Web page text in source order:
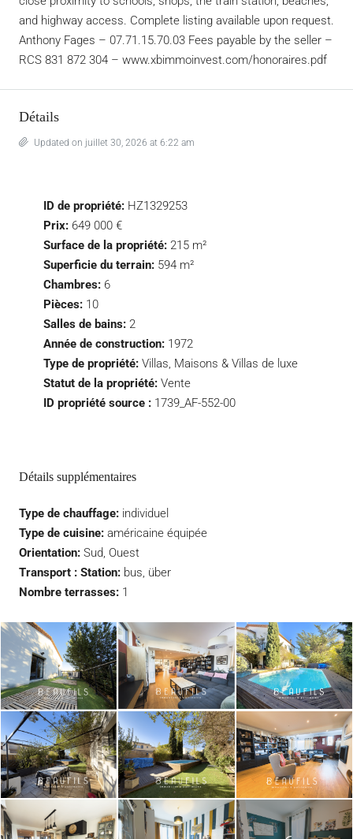
and highway access. Complete listing available upon request.
Anthony Fages – 07.71.15.70.03 Fees payable by the seller –
RCS 831 872 304 – www.xbimmoinvest.com/honoraires.pdf
Détails
Updated on juillet 30, 2026 at 6:22 am
ID de propriété: HZ1329253
Prix: 649 000 €
Surface de la propriété: 215 m²
Superficie du terrain: 594 m²
Chambres: 6
Pièces: 10
Salles de bains: 2
Année de construction: 1972
Type de propriété: Villas, Maisons & Villas de luxe
Statut de la propriété: Vente
ID propriété source : 1739_AF-552-00
Détails supplémentaires
Type de chauffage: individuel
Type de cuisine: américaine équipée
Orientation: Sud, Ouest
Transport : Station: bus, über
Nombre terrasses: 1